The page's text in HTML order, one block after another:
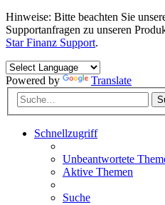
Hinweise: Bitte beachten Sie
Supportanfragen zu unseren
Star Finanz Support.
Powered by Translate
Schnellzugriff
Unbeantwortete
Aktive Themen
Suche